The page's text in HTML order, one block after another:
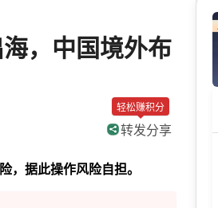
，中国境外布
轻松赚积分
转发分享
据此操作风险自担。